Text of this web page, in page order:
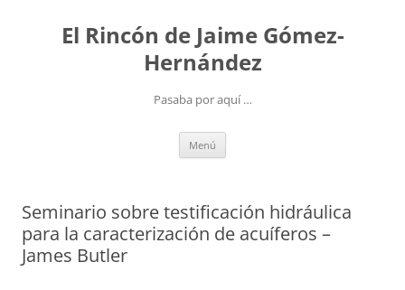
contenidoEl Rincón de Jaime Gómez-
Hernández
Pasaba por aquí …
Menú
Seminario sobre testificación hidráulica
para la caracterización de acuíferos –
James Butler